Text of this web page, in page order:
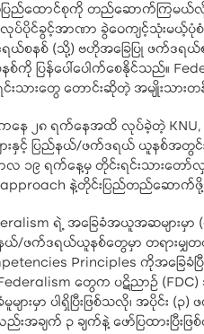
ြည်ထောင်စုကို တည်ဆောက်ကြမယ်လို့
ပ်ပိုင်ခွင့်အာဏာ ခွဲဝေကျင့်သုံးမယ့်
ရယ်စနစ် (သို့) ဗဟိုအခြေပြု ဖက်ဒရ
နစ်ကို ပြန်ပေါ်ပေါက်စေနိုင်သည်။
င်းသားတွေ တောင်းဆိုတဲ့ အမျိုးသား
၂၈ ရက်နေအထိ လုပ်ခဲ့တဲ့ KNU,
ျားနှင့် ပြည်နယ်/ဖက်ဒရယ် ယူနစ်အတွ
၁၉ ရက်နေ့မှ တိုင်းရင်းသားတော်
approach နဲ့တိုင်းပြည်တည်ဆေ
ရဲ့ အခြေခံအယူအဆများမှ
ယ်/ဖက်ဒရယ်ယူနစ်တွေမှာ တရားမျှတ
Principles ကိုအခြေ
တွေက ပဋိညာဉ်
ျားမှာ ပါရှိပြီးဖြစ်သလို၊ အပိုင်း
အချက် ၃ ချက်နဲ့ ဖော်ပြထားပြီးဖြ